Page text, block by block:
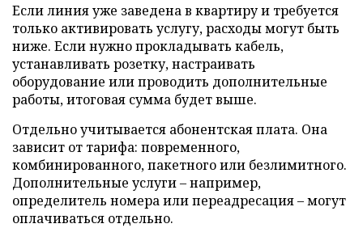
Если линия уже заведена в квартиру и требуется
только активировать услугу, расходы могут быть
ниже. Если нужно прокладывать кабель,
устанавливать розетку, настраивать
оборудование или проводить дополнительные
работы, итоговая сумма будет выше.
Отдельно учитывается абонентская плата. Она
зависит от тарифа: повременного,
комбинированного, пакетного или безлимитного.
Дополнительные услуги – например,
определитель номера или переадресация – могут
оплачиваться отдельно.